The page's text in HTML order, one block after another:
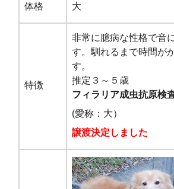
体格 大
特徴
非常に臆病な性格で音
す。馴れるまで時間が
す。
推定３～５歳
フィラリア成虫抗原検
(愛称：大）
譲渡決定しました